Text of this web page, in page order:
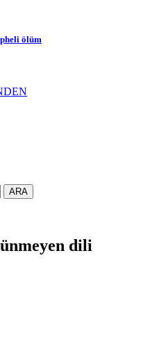
ölüm
ARA
dili